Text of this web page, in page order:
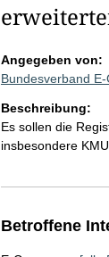
Angegeben von:
Bundesverband
Beschreibung:
Es sollen die
insbesondere
Betroffene